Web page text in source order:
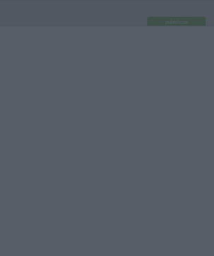
pubblicità